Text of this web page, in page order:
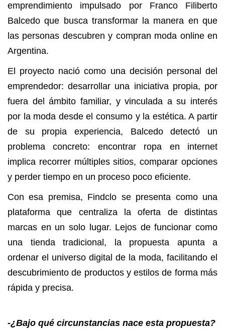
emprendimiento impulsado por Franco Filiberto
Balcedo que busca transformar la manera en que
las personas descubren y compran moda online en
Argentina.
El proyecto nació como una decisión personal del
emprendedor: desarrollar una iniciativa propia, por
fuera del ámbito familiar, y vinculada a su interés
por la moda desde el consumo y la estética. A partir
de su propia experiencia, Balcedo detectó un
problema concreto: encontrar ropa en internet
implica recorrer múltiples sitios, comparar opciones
y perder tiempo en un proceso poco eficiente.
Con esa premisa, Findclo se presenta como una
plataforma que centraliza la oferta de distintas
marcas en un solo lugar. Lejos de funcionar como
una tienda tradicional, la propuesta apunta a
ordenar el universo digital de la moda, facilitando el
descubrimiento de productos y estilos de forma más
rápida y precisa.
-¿Bajo qué circunstancias nace esta propuesta?